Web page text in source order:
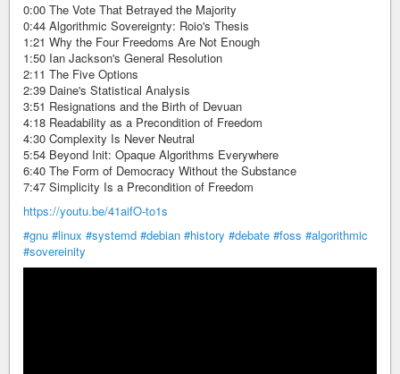
0:00 The Vote That Betrayed the Majority
0:44 Algorithmic Sovereignty: Roio's Thesis
1:21 Why the Four Freedoms Are Not Enough
1:50 Ian Jackson's General Resolution
2:11 The Five Options
2:39 Daine's Statistical Analysis
3:51 Resignations and the Birth of Devuan
4:18 Readability as a Precondition of Freedom
4:30 Complexity Is Never Neutral
5:54 Beyond Init: Opaque Algorithms Everywhere
6:40 The Form of Democracy Without the Substance
7:47 Simplicity Is a Precondition of Freedom
https://youtu.be/41aifO-to1s
#gnu #linux #systemd #debian #history #debate #foss #algorithmic
#sovereinity